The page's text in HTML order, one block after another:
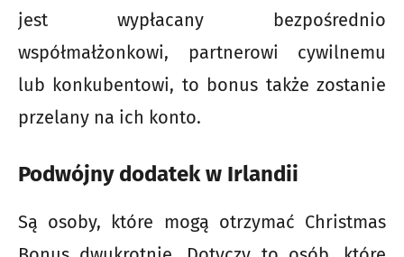
jest wypłacany bezpośrednio
współmałżonkowi, partnerowi cywilnemu
lub konkubentowi, to bonus także zostanie
przelany na ich konto.
Podwójny dodatek w Irlandii
Są osoby, które mogą otrzymać Christmas